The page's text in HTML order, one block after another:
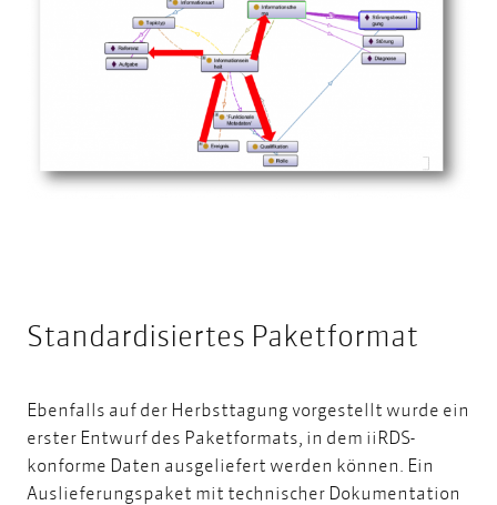
Standardisiertes Paketformat
Ebenfalls auf der Herbsttagung vorgestellt wurde ein
erster Entwurf des Paketformats, in dem iiRDS-
konforme Daten ausgeliefert werden können. Ein
Auslieferungspaket mit technischer Dokumentation